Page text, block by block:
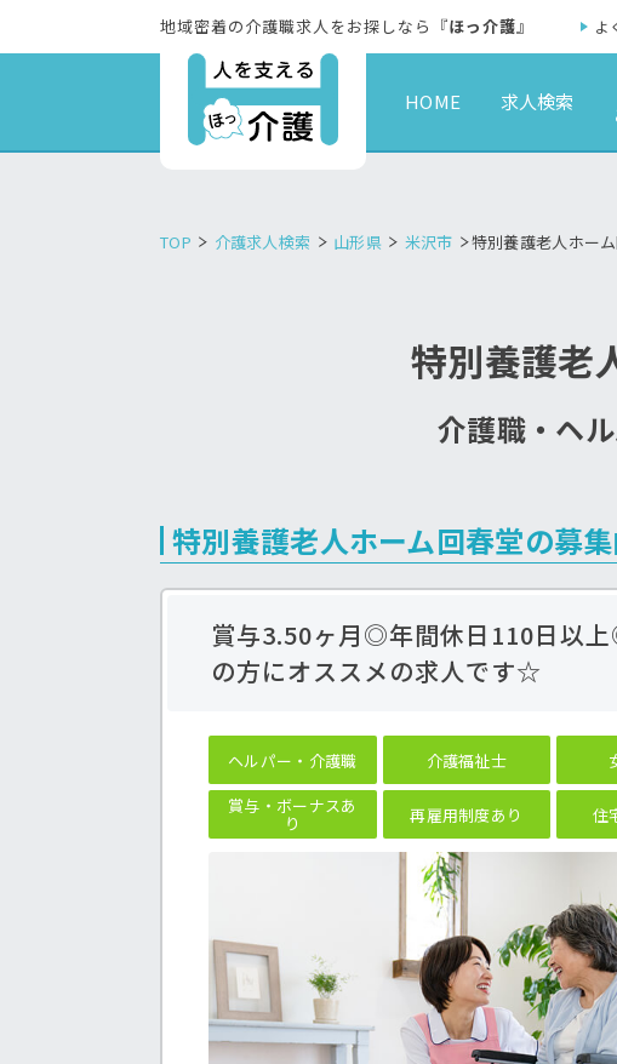
地域密着の介護職求人をお探しなら『ほっ介護』 よ
HOME 求人検索
TOP 介護求人検索 山形県 米沢市 特別養護老人ホー
特別養護老
介護職・ヘ
特別養護老人ホーム回春堂の募
賞与3.50ヶ月◎年間休日110日以
の方にオススメの求人です☆
ヘルパー・介護職 介護福祉士
賞与・ボーナスあ
り 再雇用制度あり 住